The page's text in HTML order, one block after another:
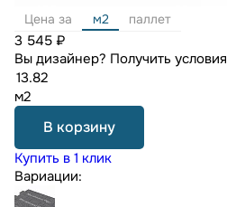
Цена за м2 паллет
3 545 ₽
Вы дизайнер? Получить условия
м2
В корзину
Купить в 1 клик
Вариации: